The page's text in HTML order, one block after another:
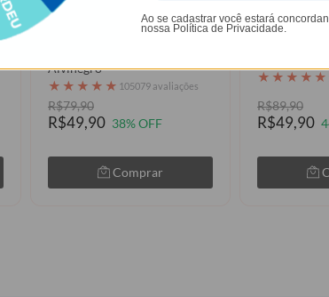
Alvinegro
★ ★ ★ ★ ★ 105079 avaliações
R$79,90
R$49,90 38% OFF
Comprar
★ ★ ★ ★ ★
R$89,90
R$49,90
Ao se cadastrar você estará
nossa Política de Privacidade.